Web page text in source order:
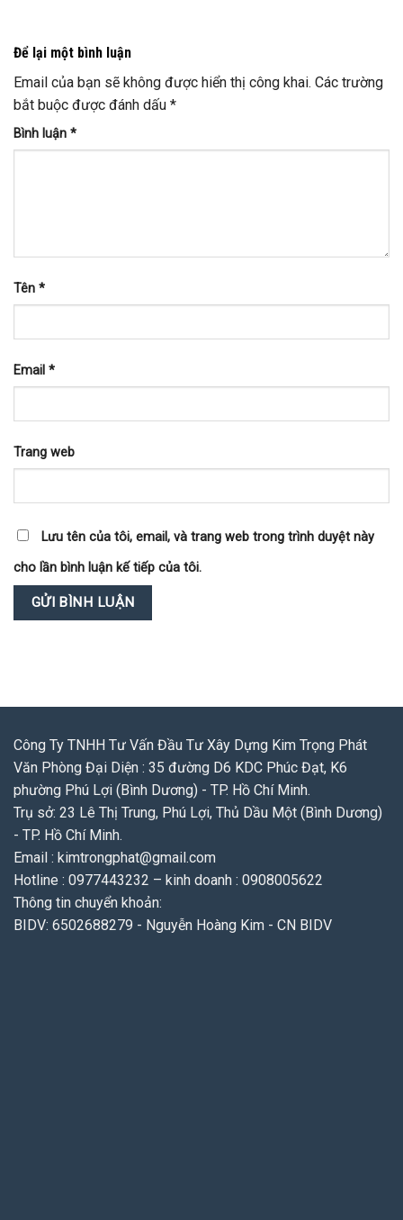
Để lại một bình luận
Email của bạn sẽ không được hiển thị công khai. Các trường
bắt buộc được đánh dấu *
Bình luận *
Tên *
Email *
Trang web
Lưu tên của tôi, email, và trang web trong trình duyệt này
cho lần bình luận kế tiếp của tôi.
Công Ty TNHH Tư Vấn Đầu Tư Xây Dựng Kim Trọng Phát
Văn Phòng Đại Diện : 35 đường D6 KDC Phúc Đạt, K6
phường Phú Lợi (Bình Dương) - TP. Hồ Chí Minh.
Trụ sở: 23 Lê Thị Trung, Phú Lợi, Thủ Dầu Một (Bình Dương)
- TP. Hồ Chí Minh.
Email : kimtrongphat@gmail.com
Hotline : 0977443232 – kinh doanh : 0908005622
Thông tin chuyển khoản:
BIDV: 6502688279 - Nguyễn Hoàng Kim - CN BIDV